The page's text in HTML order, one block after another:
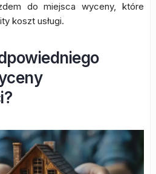
do miejsca wyceny, które
koszt usługi.